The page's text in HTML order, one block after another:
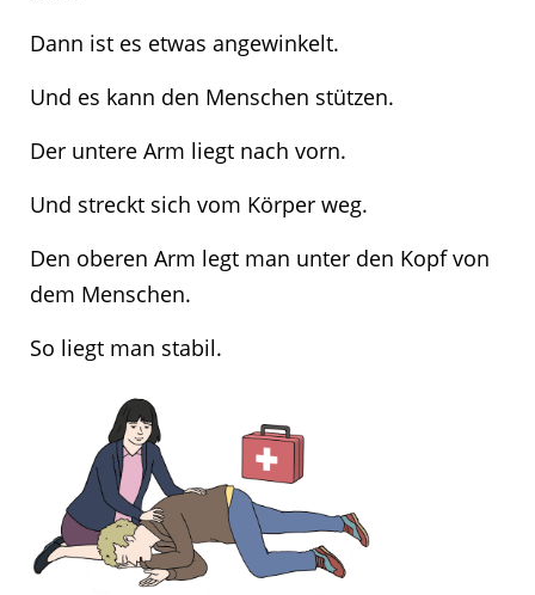
Dann ist es etwas angewinkelt.
Und es kann den Menschen stützen.
Der untere Arm liegt nach vorn.
Und streckt sich vom Körper weg.
Den oberen Arm legt man unter den Kopf von
dem Menschen.
So liegt man stabil.